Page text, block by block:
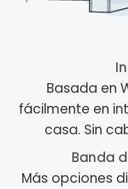
Basada en
fácilmente en
casa. Sin
Banda
Más opciones